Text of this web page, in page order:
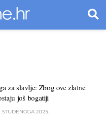
za slavlje: Zbog ove zlatne
još bogatiji
STUDENOGA 2025.